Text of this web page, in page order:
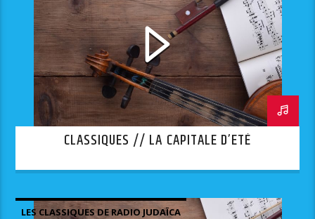
CLASSIQUES // LA CAPITALE D’ETÉ
LES CLASSIQUES DE RADIO JUDAÏCA